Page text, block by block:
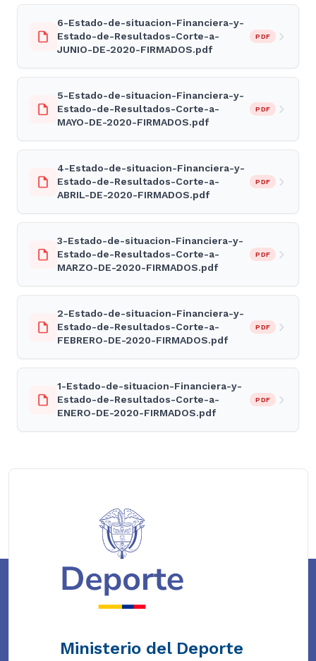
6-Estado-de-situacion-Financiera-y-
Estado-de-Resultados-Corte-a-
JUNIO-DE-2020-FIRMADOS.pdf
PDF
5-Estado-de-situacion-Financiera-y-
Estado-de-Resultados-Corte-a-
MAYO-DE-2020-FIRMADOS.pdf
PDF
4-Estado-de-situacion-Financiera-y-
Estado-de-Resultados-Corte-a-
ABRIL-DE-2020-FIRMADOS.pdf
PDF
3-Estado-de-situacion-Financiera-y-
Estado-de-Resultados-Corte-a-
MARZO-DE-2020-FIRMADOS.pdf
PDF
2-Estado-de-situacion-Financiera-y-
Estado-de-Resultados-Corte-a-
FEBRERO-DE-2020-FIRMADOS.pdf
PDF
1-Estado-de-situacion-Financiera-y-
Estado-de-Resultados-Corte-a-
ENERO-DE-2020-FIRMADOS.pdf
PDF
Ministerio del Deporte